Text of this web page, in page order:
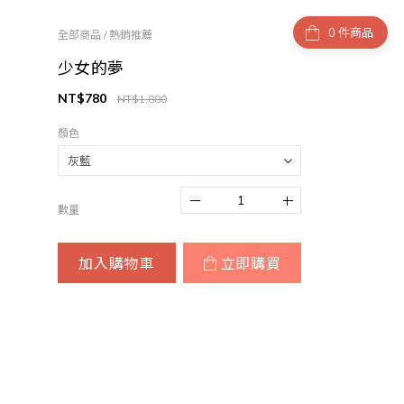
件商品
全部商品 / 熱銷推薦
少女的夢
NT$1,880
NT$780
顏色
數量
加入購物車 立即購買